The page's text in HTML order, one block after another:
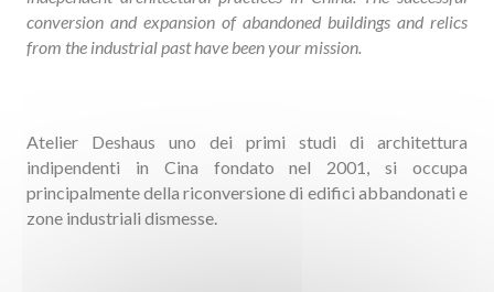
conversion and expansion of abandoned buildings and relics
from the industrial past have been your mission.
Atelier Deshaus uno dei primi studi di architettura
indipendenti in Cina fondato nel 2001, si occupa
principalmente della riconversione di edifici abbandonati e
zone industriali dismesse.